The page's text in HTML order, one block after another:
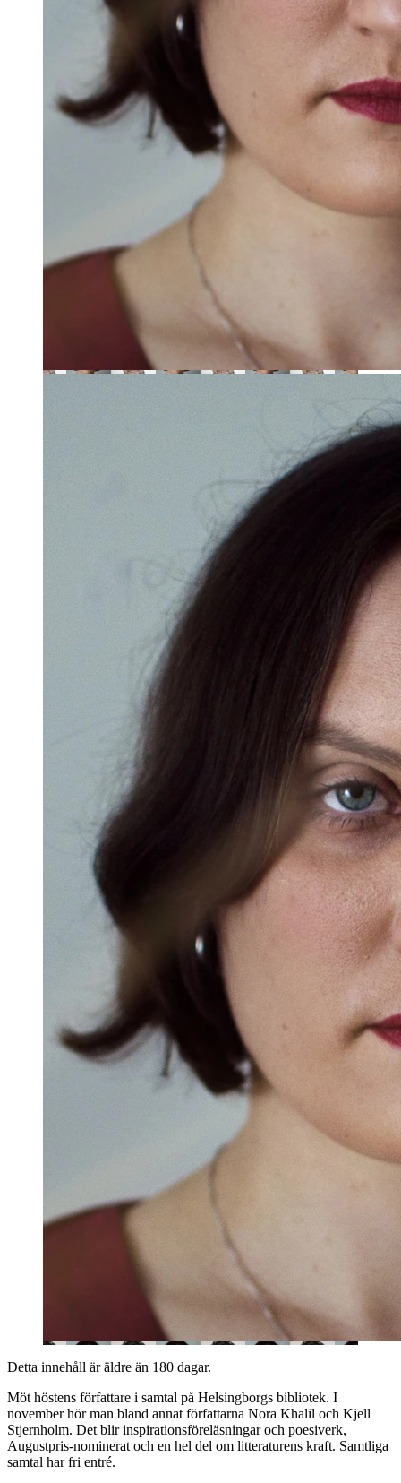
Detta innehåll är äldre än 180 dagar.
Möt höstens författare i samtal på Helsingborgs bibliotek. I
november hör man bland annat författarna Nora Khalil och Kjell
Stjernholm. Det blir inspirationsföreläsningar och poesiverk,
Augustpris-nominerat och en hel del om litteraturens kraft. Samtliga
samtal har fri entré.